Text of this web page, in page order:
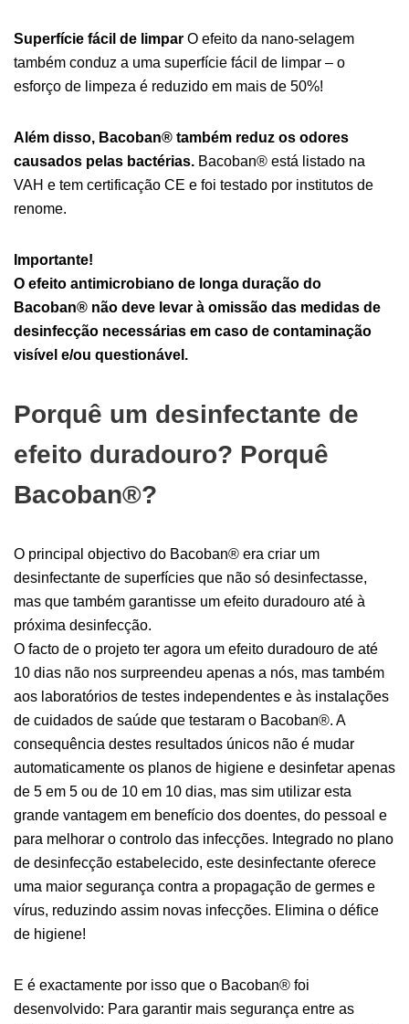
Superfície fácil de limpar O efeito da nano-selagem
também conduz a uma superfície fácil de limpar – o
esforço de limpeza é reduzido em mais de 50%!
Além disso, Bacoban® também reduz os odores
causados pelas bactérias. Bacoban® está listado na
VAH e tem certificação CE e foi testado por institutos de
renome.
Importante!
O efeito antimicrobiano de longa duração do
Bacoban® não deve levar à omissão das medidas de
desinfecção necessárias em caso de contaminação
visível e/ou questionável.
Porquê um desinfectante de
efeito duradouro? Porquê
Bacoban®?
O principal objectivo do Bacoban® era criar um
desinfectante de superfícies que não só desinfectasse,
mas que também garantisse um efeito duradouro até à
próxima desinfecção.
O facto de o projeto ter agora um efeito duradouro de até
10 dias não nos surpreendeu apenas a nós, mas também
aos laboratórios de testes independentes e às instalações
de cuidados de saúde que testaram o Bacoban®. A
consequência destes resultados únicos não é mudar
automaticamente os planos de higiene e desinfetar apenas
de 5 em 5 ou de 10 em 10 dias, mas sim utilizar esta
grande vantagem em benefício dos doentes, do pessoal e
para melhorar o controlo das infecções. Integrado no plano
de desinfecção estabelecido, este desinfectante oferece
uma maior segurança contra a propagação de germes e
vírus, reduzindo assim novas infecções. Elimina o défice
de higiene!
E é exactamente por isso que o Bacoban® foi
desenvolvido: Para garantir mais segurança entre as